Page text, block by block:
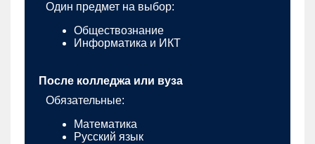
Один предмет на выбор:
Обществознание
Информатика и ИКТ
После колледжа или вуза
Обязательные:
Математика
Русский язык